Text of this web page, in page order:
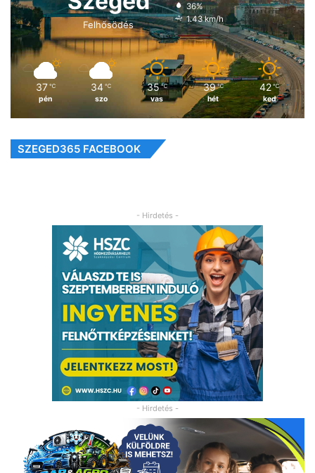
Felhősödés
36%
1.43 km/h
37 ℃
pén
34 ℃
szo
35 ℃
vas
39 ℃
hét
42 ℃
ked
SZEGED365 FACEBOOK
- Hirdetés -
- Hirdetés -